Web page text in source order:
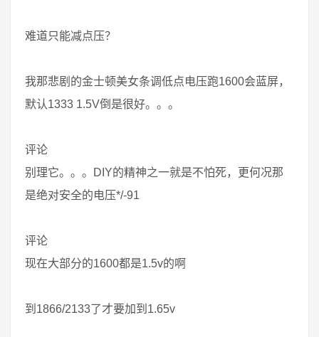
难道只能减点压？
我那悲剧的金士顿美女条调低点电压跑1600会蓝屏，
默认1333 1.5V倒是很好。。。
评论
别理它。。。DIY的精神之一就是不怕死，更何况那
是绝对安全的电压*/-91
评论
现在大部分的1600都是1.5v的啊
到1866/2133了才要加到1.65v